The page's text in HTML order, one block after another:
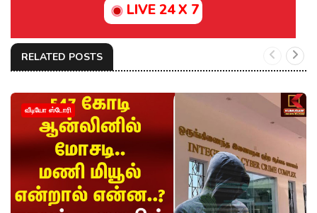
LIVE 24 X 7
RELATED POSTS
வீடியோ ஸ்டோரி